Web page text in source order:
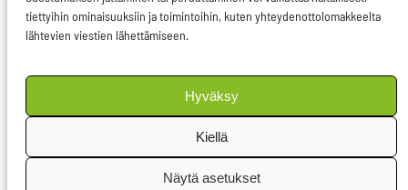
tiettyihin ominaisuuksiin ja toimintoihin, kuten yhteydenottolomakkeelta
lähtevien viestien lähettämiseen.
Hyväksy
Kiellä
Näytä asetukset
yhdessä yli 40 muun
kanssa esitti
komissiolle
kysymyksen (O-
000060/2018) liittyen